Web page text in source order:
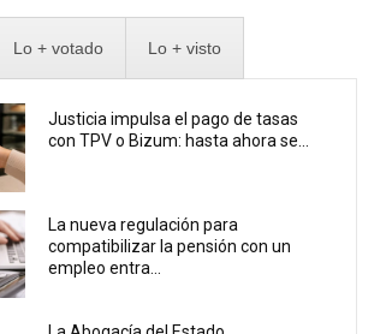
Lo + votado Lo + visto
Justicia impulsa el pago de tasas
con TPV o Bizum: hasta ahora se...
La nueva regulación para
compatibilizar la pensión con un
empleo entra...